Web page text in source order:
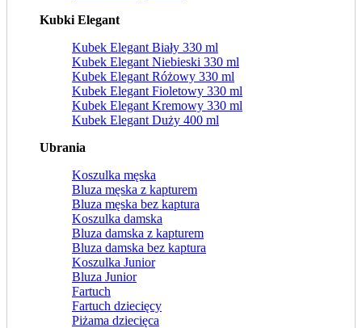
Kubki Elegant
Kubek Elegant Biały 330 ml
Kubek Elegant Niebieski 330 ml
Kubek Elegant Różowy 330 ml
Kubek Elegant Fioletowy 330 ml
Kubek Elegant Kremowy 330 ml
Kubek Elegant Duży 400 ml
Ubrania
Koszulka męska
Bluza męska z kapturem
Bluza męska bez kaptura
Koszulka damska
Bluza damska z kapturem
Bluza damska bez kaptura
Koszulka Junior
Bluza Junior
Fartuch
Fartuch dziecięcy
Piżama dziecięca